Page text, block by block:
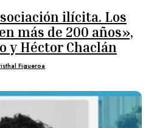
ilícita. Los
más de 200 años»,
y Héctor Chaclán
Figueroa